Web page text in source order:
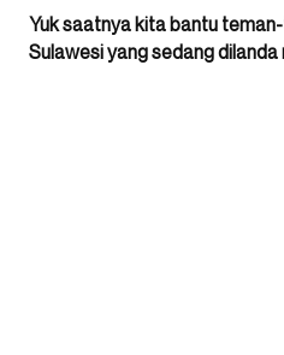
Yuk saatnya kita bantu
Sulawesi yang sedang dilanda